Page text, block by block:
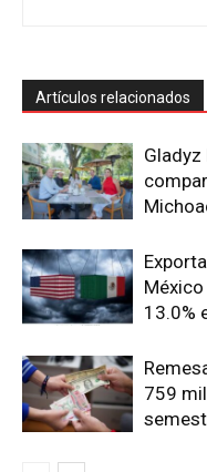
Artículos relacionados
13.0%
759